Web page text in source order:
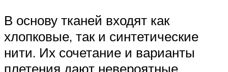
В основу тканей входят как
хлопковые, так и синтетические
нити. Их сочетание и варианты
плетения дают невероятные